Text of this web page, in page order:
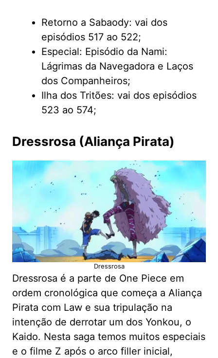
Retorno a Sabaody: vai dos
episódios 517 ao 522;
Especial: Episódio da Nami:
Lágrimas da Navegadora e Laços
dos Companheiros;
Ilha dos Tritões: vai dos episódios
523 ao 574;
Dressrosa (Aliança Pirata)
Dressrosa
Dressrosa é a parte de One Piece em
ordem cronológica que começa a Aliança
Pirata com Law e sua tripulação na
intenção de derrotar um dos Yonkou, o
Kaido. Nesta saga temos muitos especiais
e o filme Z após o arco filler inicial,